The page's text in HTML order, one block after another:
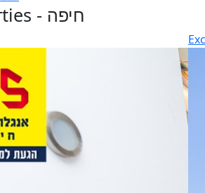
More Properties - חיפה